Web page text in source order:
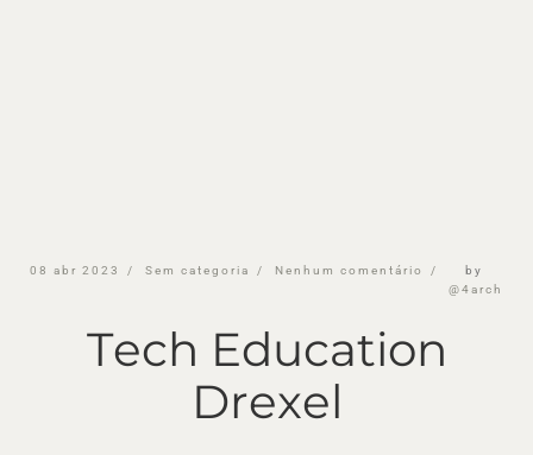
08 abr 2023 Sem categoria Nenhum comentário
by
@4arch
Tech Education
Drexel